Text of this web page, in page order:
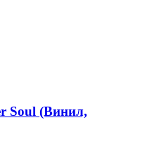
Soul (Винил,